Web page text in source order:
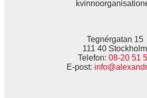
Tegnérgatan 15
111 40 Stockholm
Telefon: 08-20 51
E-post: